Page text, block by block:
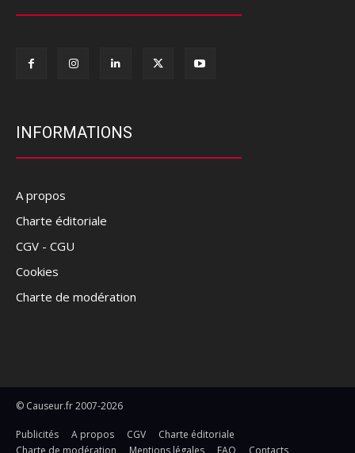
INFORMATIONS
A propos
Charte éditoriale
CGV - CGU
Cookies
Charte de modération
© Causeur.fr 2007-2026
Publicités A propos CGV
Charte éditoriale
Charte de modération
Mentions légales FAQ Contacts